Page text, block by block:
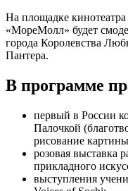
На площадке
«МореМолл» будет
города Королевства
Пантера.
В программе
первый в России
Палочкой
рисование
розовая выставка
прикладного
выступления